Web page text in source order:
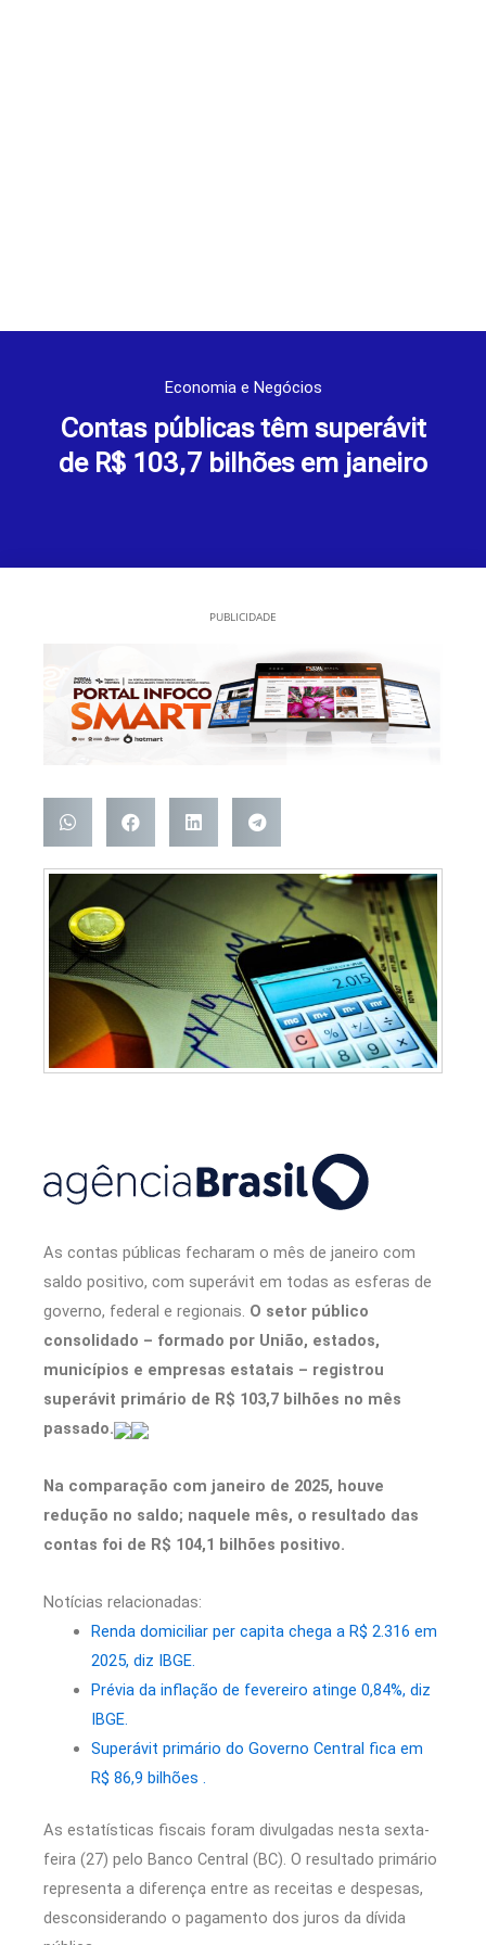
Economia e Negócios
Contas públicas têm superávit
de R$ 103,7 bilhões em janeiro
PUBLICIDADE
As contas públicas fecharam o mês de janeiro com
saldo positivo, com superávit em todas as esferas de
governo, federal e regionais. O setor público
consolidado – formado por União, estados,
municípios e empresas estatais – registrou
superávit primário de R$ 103,7 bilhões no mês
passado.
Na comparação com janeiro de 2025, houve
redução no saldo; naquele mês, o resultado das
contas foi de R$ 104,1 bilhões positivo.
Notícias relacionadas:
Renda domiciliar per capita chega a R$ 2.316 em
2025, diz IBGE.
Prévia da inflação de fevereiro atinge 0,84%, diz
IBGE.
Superávit primário do Governo Central fica em
R$ 86,9 bilhões .
As estatísticas fiscais foram divulgadas nesta sexta-
feira (27) pelo Banco Central (BC). O resultado primário
representa a diferença entre as receitas e despesas,
desconsiderando o pagamento dos juros da dívida